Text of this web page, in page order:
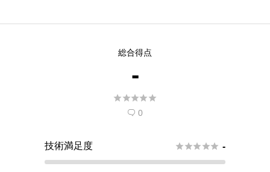
総合得点
-

 0
技術満足度  -